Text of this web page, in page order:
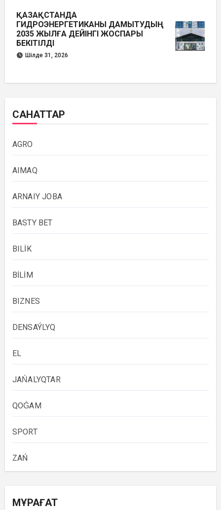
ҚАЗАҚСТАНДА
ГИДРОЭНЕРГЕТИКАНЫ ДАМЫТУДЫҢ
2035 ЖЫЛҒА ДЕЙІНГІ ЖОСПАРЫ
БЕКІТІЛДІ
Шілде 31, 2026
САНАТТАР
AGRO
AIMAQ
ARNAIY JOBA
BASTY BET
BILİK
BİLİM
BIZNES
DENSAÝLYQ
EL
JAŃALYQTAR
QOǴAM
SPORT
ZAŃ
МҰРАҒАТ